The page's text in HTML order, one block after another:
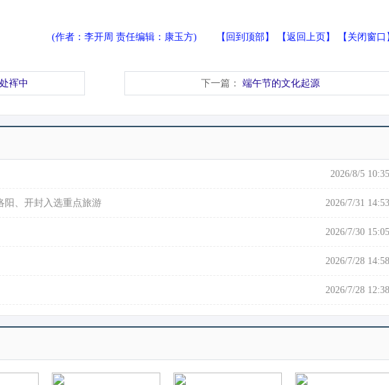
(作者：李开周 责任编辑：康玉方) 【 回到顶部】 【返回上页 】 【 关闭窗口
裈中 下一篇： 端午节的文化起源
2026/8/5
2026/7/31
阳、开封入选重点旅游
2026/7/30
2026/7/28
2026/7/28